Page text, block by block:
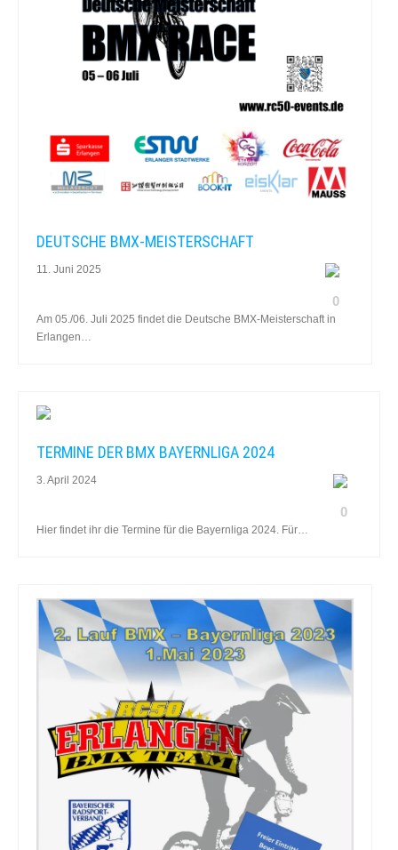
DEUTSCHE BMX-MEISTERSCHAFT
11. Juni 2025
0
Am 05./06. Juli 2025 findet die Deutsche BMX-Meisterschaft in
Erlangen…
TERMINE DER BMX BAYERNLIGA 2024
3. April 2024
0
Hier findet ihr die Termine für die Bayernliga 2024. Für…